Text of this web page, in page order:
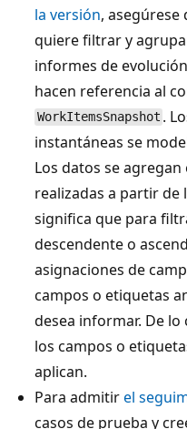
la versión,
quiere filtrar y
informes de
hacen referencia al
WorkItemsSnapshot .
instantáneas se
Los datos se
realizadas a partir de
significa que para
descendente o
asignaciones de
campos o etiquetas
desea informar. De
los campos o
aplican.
Para admitirel
casos de prueba y